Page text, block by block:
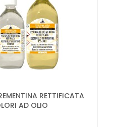
RETTIFICATA
AD OLIO